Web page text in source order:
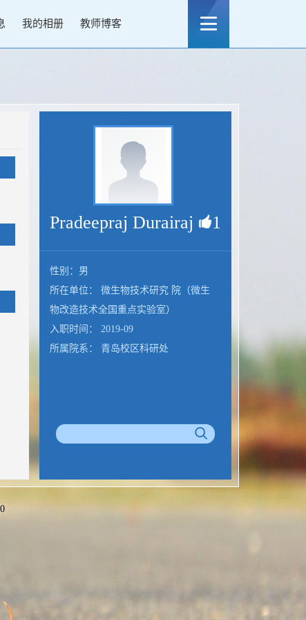
我的相册 教师博客
Pradeepraj Durairaj 1
性别：男
所在单位： 微生物技术研究 院（微生
物改造技术全国重点实验室）
入职时间： 2019-09
所属院系： 青岛校区科研处